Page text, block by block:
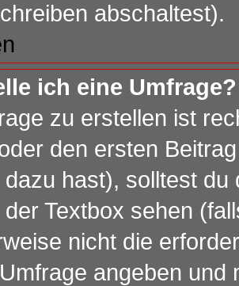
abschaltest).
ich eine Umfrage?
zu erstellen ist
den ersten
dazu hast), solltest
der Textbox sehen
nicht die
angeben und